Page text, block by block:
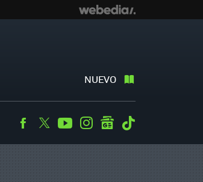
NUEVO
Facebook
TwitterYoutubeInstagramgooglenews